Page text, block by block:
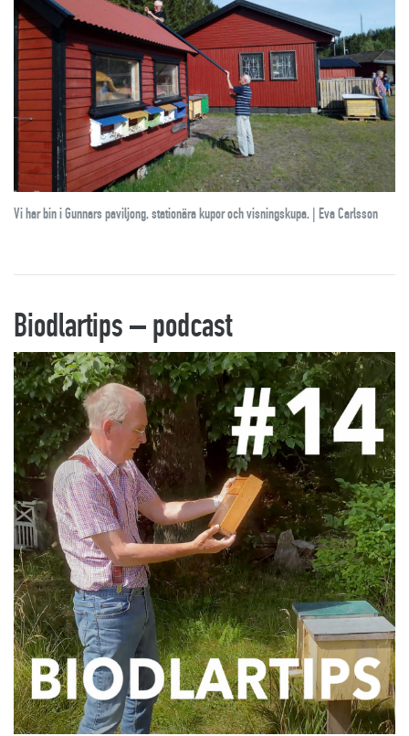
Vi har bin i Gunnars paviljong, stationära kupor och visningskupa. | Eva Carlsson
Biodlartips – podcast